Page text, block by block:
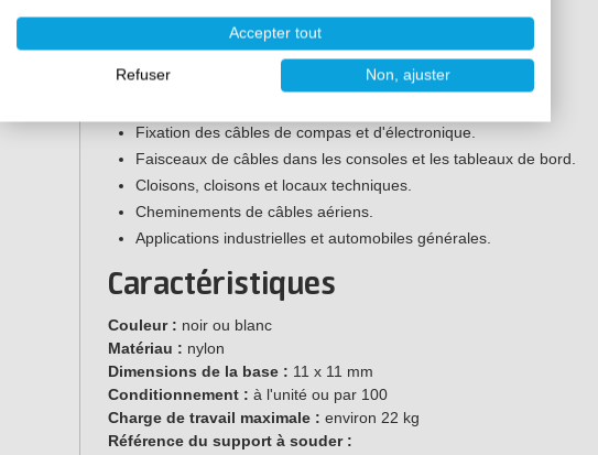
Haute résistance à la traction jusqu'à environ 23 kg.
Applications
Fixation des câbles de compas et d'électronique.
Faisceaux de câbles dans les consoles et les tableaux de bord.
Cloisons, cloisons et locaux techniques.
Cheminements de câbles aériens.
Applications industrielles et automobiles générales.
Caractéristiques
Couleur : noir ou blanc
Matériau : nylon
Dimensions de la base : 11 x 11 mm
Conditionnement : à l'unité ou par 100
Charge de travail maximale : environ 22 kg
Référence du support à souder :
Accepter tout
Refuser Non, ajuster